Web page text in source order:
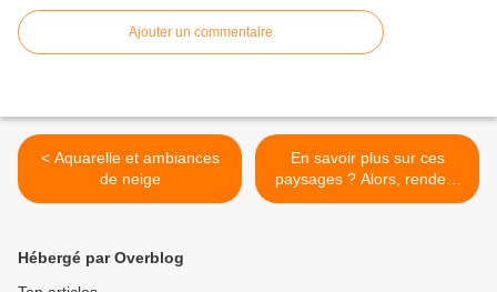
Ajouter un commentaire
< Aquarelle et ambiances
de neige
En savoir plus sur ces
paysages ? Alors, rendez-
vous sur https://alain-
Hébergé par Overblog